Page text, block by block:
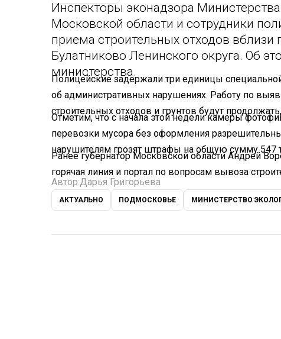
Инспекторы эконадзора
Московской области и сотрудники
приема строительных отходов вблизи
Булатниково Ленинского округа. Об
министерства.
Полицейские задержали три единицы
об административных нарушениях. Работу по
строительных отходов и грунтов будут
Отметим, что с начала этой недели камеры
перевозки мусора без оформления
нарушителям грозят штрафы на общую сумму 547
Ранее губернатор Московской области Андрей
горячая линия и портал по вопросам вывоза
Автор:Дарья Григорьева
АКТУАЛЬНО ПОДМОСКОВЬЕ МИНИСТЕРСТВО